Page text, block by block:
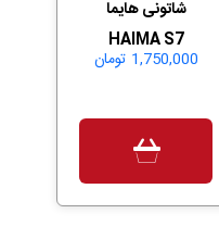
شاتونی هایما
HAIMA S7
1,750,000 تومان